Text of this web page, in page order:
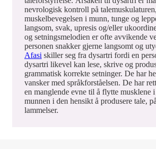
nevrologisk kontroll på
muskelbevegelsen i munn, tunge og
langsom, svak, upresis og/eller
og setningsmelodien er ofte avvikende
personen snakker gjerne langsomt og
Afasi skiller seg fra dysartri fordi en
dysartri likevel kan lese, skrive og
grammatisk korrekte setninger. De har
vansker med språkforståelsen. De har
en manglende evne til å flytte musklene
munnen i den hensikt å produsere tale,
lammelser.